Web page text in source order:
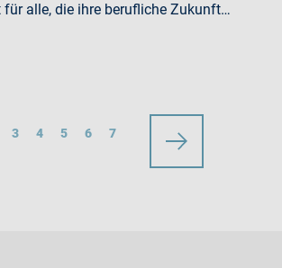
alle, die ihre berufliche Zukunft…
3 4 5 6 7